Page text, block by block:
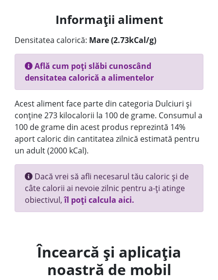
Informații aliment
Densitatea calorică: Mare (2.73kCal/g)
Află cum poți slăbi cunoscând
densitatea calorică a alimentelor
Acest aliment face parte din categoria Dulciuri și
conține 273 kilocalorii la 100 de grame. Consumul a
100 de grame din acest produs reprezintă 14%
aport caloric din cantitatea zilnică estimată pentru
un adult (2000 kCal).
Dacă vrei să afli necesarul tău caloric și de
câte calorii ai nevoie zilnic pentru a-ți atinge
obiectivul,îl poți calcula aici.
Încearcă și aplicația
noastră de mobil